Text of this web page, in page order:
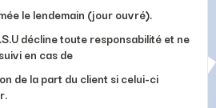
le lendemain (jour ouvré).
décline toute responsabilité et ne
en cas de
de la part du client si celui-ci